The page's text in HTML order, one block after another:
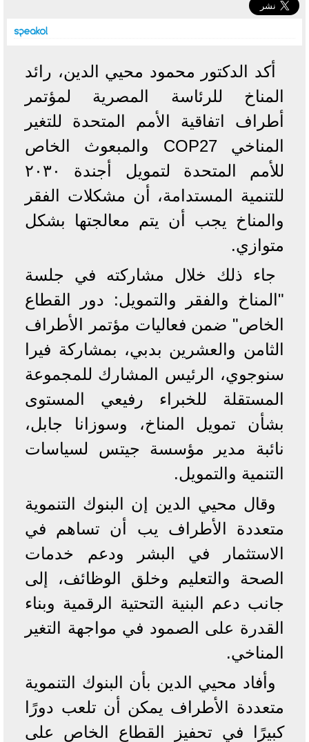
أكد الدكتور محمود محيي الدين، رائد
المناخ للرئاسة المصرية لمؤتمر
أطراف اتفاقية الأمم المتحدة للتغير
المناخي COP27 والمبعوث الخاص
للأمم المتحدة لتمويل أجندة ٢٠٣٠
للتنمية المستدامة، أن مشكلات الفقر
والمناخ يجب أن يتم معالجتها بشكل
متوازي.
جاء ذلك خلال مشاركته في جلسة
"المناخ والفقر والتمويل: دور القطاع
الخاص" ضمن فعاليات مؤتمر الأطراف
الثامن والعشرين بدبي، بمشاركة فيرا
سنوجوي، الرئيس المشارك للمجموعة
المستقلة للخبراء رفيعي المستوى
بشأن تمويل المناخ، وسوزانا جابل،
نائبة مدير مؤسسة جيتس لسياسات
التنمية والتمويل.
وقال محيي الدين إن البنوك التنموية
متعددة الأطراف يب أن تساهم في
الاستثمار في البشر ودعم خدمات
الصحة والتعليم وخلق الوظائف، إلى
جانب دعم البنية التحتية الرقمية وبناء
القدرة على الصمود في مواجهة التغير
المناخي.
وأفاد محيي الدين بأن البنوك التنموية
متعددة الأطراف يمكن أن تلعب دورًا
كبيرًا في تحفيز القطاع الخاص على